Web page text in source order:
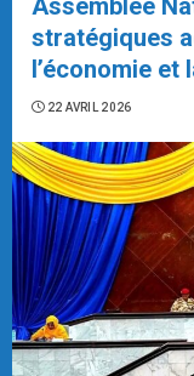
Assemblee
stratégiques
l’économie
22 AVRIL 2026